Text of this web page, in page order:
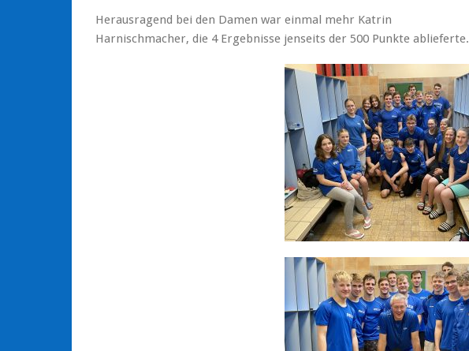
Herausragend bei den Damen war einmal mehr Katrin
Harnischmacher, die 4 Ergebnisse jenseits der 500 Punkte ablieferte.